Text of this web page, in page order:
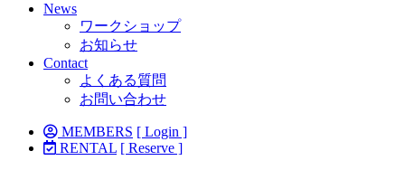
News
ワークショップ
お知らせ
Contact
よくある質問
お問い合わせ
MEMBERS [ Login ]
RENTAL [ Reserve ]